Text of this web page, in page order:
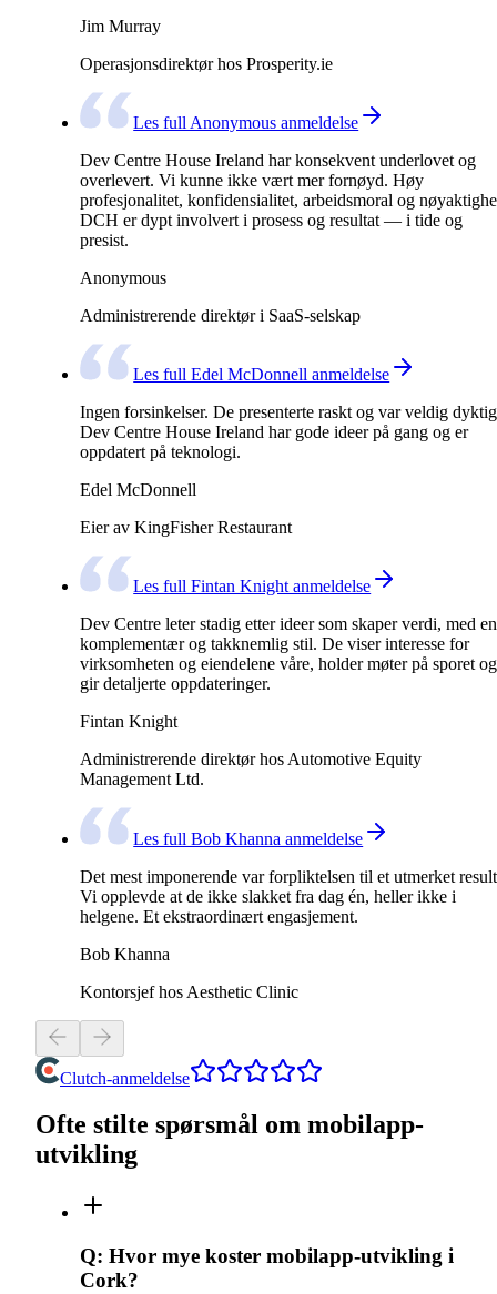
Jim Murray
Operasjonsdirektør hos Prosperity.ie
Les full Anonymous anmeldelse
Dev Centre House Ireland har konsekvent underlovet og
overlevert. Vi kunne ikke vært mer fornøyd. Høy
profesjonalitet, konfidensialitet, arbeidsmoral og
DCH er dypt involvert i prosess og resultat — i tide og
presist.
Anonymous
Administrerende direktør i SaaS-selskap
Les full Edel McDonnell anmeldelse
Ingen forsinkelser. De presenterte raskt og var veldig
Dev Centre House Ireland har gode ideer på gang og er
oppdatert på teknologi.
Edel McDonnell
Eier av KingFisher Restaurant
Les full Fintan Knight anmeldelse
Dev Centre leter stadig etter ideer som skaper verdi, med en
komplementær og takknemlig stil. De viser interesse for
virksomheten og eiendelene våre, holder møter på sporet og
gir detaljerte oppdateringer.
Fintan Knight
Administrerende direktør hos Automotive Equity
Management Ltd.
Les full Bob Khanna anmeldelse
Det mest imponerende var forpliktelsen til et utmerket
Vi opplevde at de ikke slakket fra dag én, heller ikke i
helgene. Et ekstraordinært engasjement.
Bob Khanna
Kontorsjef hos Aesthetic Clinic
Clutch-anmeldelse
Ofte stilte spørsmål om mobilapp-
utvikling
Q: Hvor mye koster mobilapp-utvikling i
Cork?